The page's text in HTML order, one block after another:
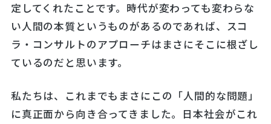
定してくれたことです。時代が変わっても変わらな
い人間の本質というものがあるのであれば、スコ
ラ・コンサルトのアプローチはまさにそこに根ざし
ているのだと思います。
私たちは、これまでもまさにこの「人間的な問題」
に真正面から向き合ってきました。日本社会がこれ